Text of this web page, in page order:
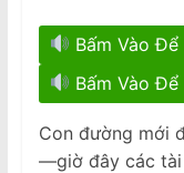
p
e
r
Bấm Vào
Bấm Vào
Con đường mới
—giờ đây các tài